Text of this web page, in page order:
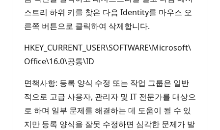
스트리 하위 키를 찾은 다음 Identity를 마우스 오
른쪽 버튼으로 클릭하여 삭제합니다.
HKEY_CURRENT_USER\SOFTWARE\Microsoft\
Office\16.0\공통\ID
면책사항: 등록 양식 수정 또는 작업 그룹은 일반
적으로 고급 사용자, 관리자 및 IT 전문가를 대상으
로 하며 일부 문제를 해결하는 데 도움이 될 수 있
지만 등록 양식을 잘못 수정하면 심각한 문제가 발